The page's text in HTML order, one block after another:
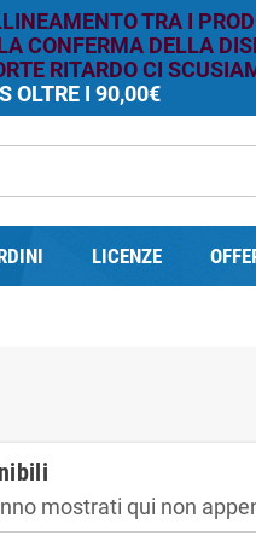
TRA I
CONFERMA DELLA
RITARDO CI
OLTRE I 90,00€
LICENZE
mostrati qui non